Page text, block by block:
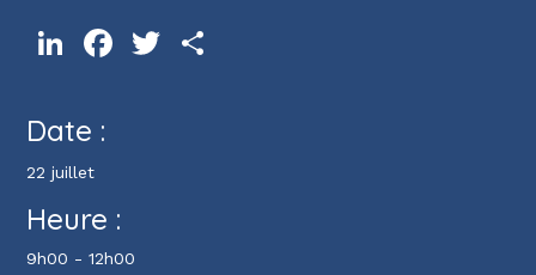
LinkedInFacebookTwitter
Date :
22 juillet
Heure :
9h00 - 12h00